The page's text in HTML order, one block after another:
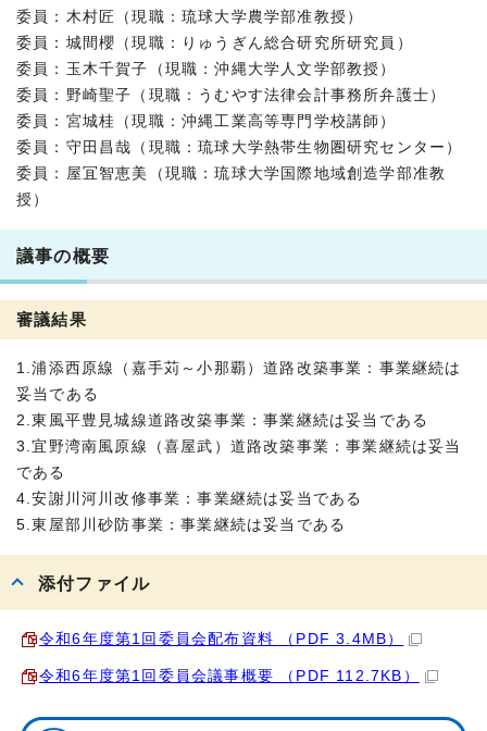
委員：木村匠（現職：琉球大学農学部准教授）
委員：城間櫻（現職：りゅうぎん総合研究所研究員）
委員：玉木千賀子（現職：沖縄大学人文学部教授）
委員：野崎聖子（現職：うむやす法律会計事務所弁護士）
委員：宮城桂（現職：沖縄工業高等専門学校講師）
委員：守田昌哉（現職：琉球大学熱帯生物圏研究センター）
委員：屋冝智恵美（現職：琉球大学国際地域創造学部准教
授）
議事の概要
審議結果
1.浦添西原線（嘉手苅～小那覇）道路改築事業：事業継続は
妥当である
2.東風平豊見城線道路改築事業：事業継続は妥当である
3.宜野湾南風原線（喜屋武）道路改築事業：事業継続は妥当
である
4.安謝川河川改修事業：事業継続は妥当である
5.東屋部川砂防事業：事業継続は妥当である
添付ファイル
令和6年度第1回委員会配布資料 （PDF 3.4MB）
令和6年度第1回委員会議事概要 （PDF 112.7KB）